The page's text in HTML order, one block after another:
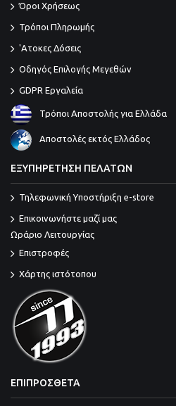
Όροι Χρήσεως
Τρόποι Πληρωμής
'Ατοκες Δόσεις
Οδηγός Επιλογής Μεγεθών
GDPR Εργαλεία
Τρόποι Αποστολής για Ελλάδα
Αποστολές εκτός Ελλάδος
ΕΞΥΠΗΡΕΤΗΣΗ ΠΕΛΑΤΩΝ
Τηλεφωνική Υποστήριξη e-store
Επικοινωνήστε μαζί μας
Ωράριο Λειτουργίας
Επιστροφές
Χάρτης ιστότοπου
ΕΠΙΠΡΟΣΘΕΤΑ